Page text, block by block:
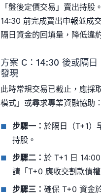
「盤後定價交易」賣出持股
14:30 前完成賣出申報並成
隔日資金的回填量，降低違
方案 C：14:30 後或隔日
發現
此時常規交易已截止，應採
模式」或尋求專業資融協助：
步驟一： 於隔日（T+1）
持股。
步驟二： 於 T+1 日
請「T+0 應收交割款債權
步驟三： 確保 T+0 資金